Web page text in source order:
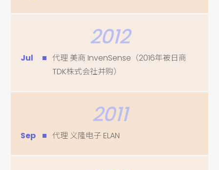
2012
Jul
代理 美商 InvenSense（2016年被日商
TDK株式会社并购）
2011
Sep 代理 义隆电子 ELAN